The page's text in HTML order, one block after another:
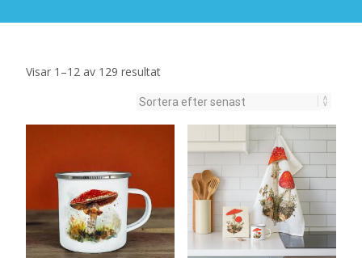
Visar 1–12 av 129 resultatSortera
senaste